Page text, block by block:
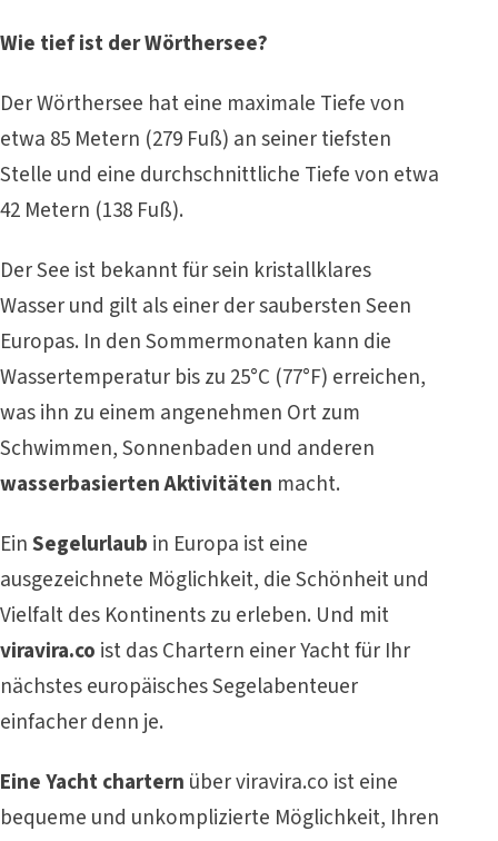
Wie tief ist der Wörthersee?
Der Wörthersee hat eine maximale Tiefe von
etwa 85 Metern (279 Fuß) an seiner tiefsten
Stelle und eine durchschnittliche Tiefe von etwa
42 Metern (138 Fuß).
Der See ist bekannt für sein kristallklares
Wasser und gilt als einer der saubersten Seen
Europas. In den Sommermonaten kann die
Wassertemperatur bis zu 25°C (77°F) erreichen,
was ihn zu einem angenehmen Ort zum
Schwimmen, Sonnenbaden und anderen
wasserbasierten Aktivitäten macht.
EinSegelurlaub in Europa ist eine
ausgezeichnete Möglichkeit, die Schönheit und
Vielfalt des Kontinents zu erleben. Und mit
viravira.co ist das Chartern einer Yacht für Ihr
nächstes europäisches Segelabenteuer
einfacher denn je.
Eine Yacht chartern über viravira.co ist eine
bequeme und unkomplizierte Möglichkeit, Ihren